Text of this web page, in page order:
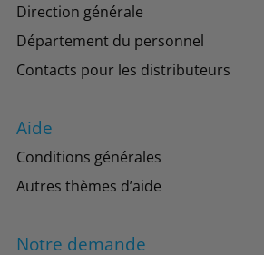
Direction générale
Département du personnel
Contacts pour les distributeurs
Aide
Conditions générales
Autres thèmes d’aide
Notre demande